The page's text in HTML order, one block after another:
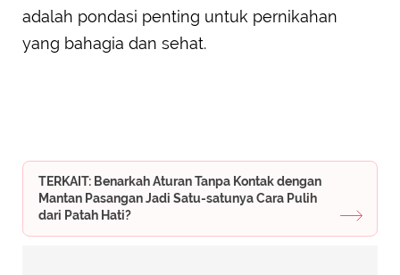
adalah pondasi penting untuk pernikahan
yang bahagia dan sehat.
TERKAIT: Benarkah Aturan Tanpa Kontak dengan
Mantan Pasangan Jadi Satu-satunya Cara Pulih
dari Patah Hati?